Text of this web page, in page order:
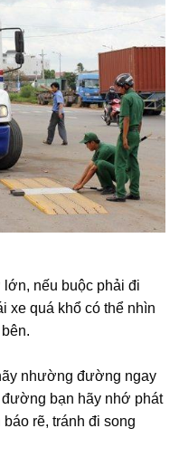
nếu buộc phải đi
xe quá khổ có thể nhìn
nhường đường ngay
bạn hãy nhớ phát
rẽ, tránh đi song